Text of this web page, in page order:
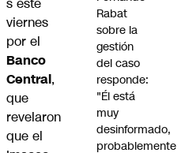
viernes
por el
Banco
Central,
que
revelaron
que el
Rabat
sobre la
gestión
del caso
responde:
"Él está
muy
desinformado,
probablemente